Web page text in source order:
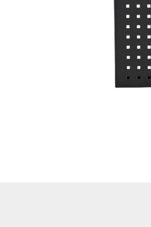
Verschleißteile | Ersatzteile